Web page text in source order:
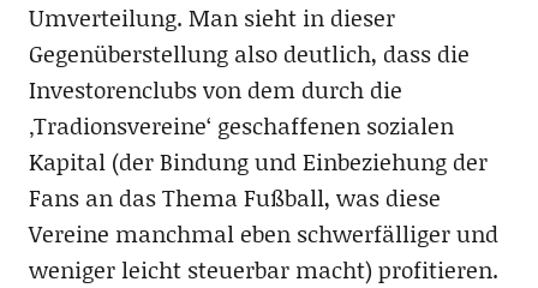
Umverteilung. Man sieht in dieser
Gegenüberstellung also deutlich, dass die
Investorenclubs von dem durch die
‚Tradionsvereine‘ geschaffenen sozialen
Kapital (der Bindung und Einbeziehung der
Fans an das Thema Fußball, was diese
Vereine manchmal eben schwerfälliger und
weniger leicht steuerbar macht) profitieren.